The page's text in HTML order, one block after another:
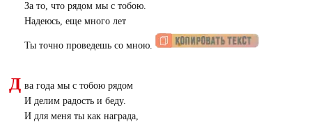
За то, что рядом мы с тобою.
Надеюсь, еще много лет
Ты точно проведешь со мною.
Д ва года мы с тобою рядом
И делим радость и беду.
И для меня ты как награда,